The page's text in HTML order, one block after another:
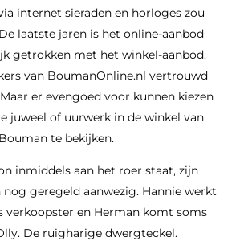
internet sieraden en horloges zou
laatste jaren is het online-aanbod
getrokken met het winkel-aanbod.
van BoumanOnline.nl vertrouwd
er evengoed voor kunnen kiezen
juweel of uurwerk in de winkel van
Bouman te bekijken.
inmiddels aan het roer staat, zijn
nog geregeld aanwezig. Hannie werkt
verkoopster en Herman komt soms
De ruigharige dwergteckel.